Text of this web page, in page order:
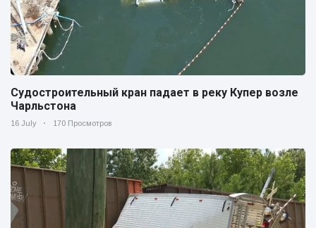
Судостроительный кран падает в реку Купер возле
Чарльстона
16 July 170 Просмотров